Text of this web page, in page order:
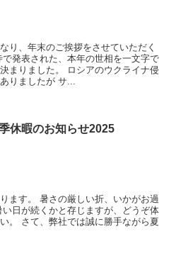
り、年末のご挨拶をさせていただく
発表された、本年の世相を一文字で
まりました。 ロシアのウクライナ侵
りましたが サ...
休暇のお知らせ2025
ます。 暑さの厳しい折、いかがお過
日が続くかと存じますが、どうぞ体
。 さて、弊社では誠に勝手ながら夏